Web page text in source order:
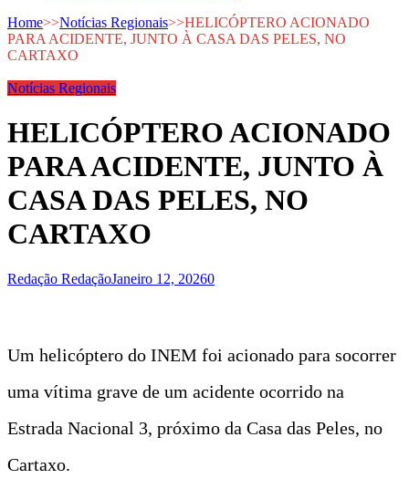
Home>>Notícias Regionais>>HELICÓPTERO ACIONADO
PARA ACIDENTE, JUNTO À CASA DAS PELES, NO
CARTAXO
Notícias Regionais
HELICÓPTERO ACIONADO
PARA ACIDENTE, JUNTO À
CASA DAS PELES, NO
CARTAXO
Redação RedaçãoJaneiro 12, 20260
Um helicóptero do INEM foi acionado para socorrer
uma vítima grave de um acidente ocorrido na
Estrada Nacional 3, próximo da Casa das Peles, no
Cartaxo.